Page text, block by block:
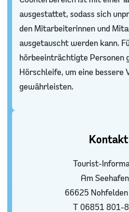
ausgestattet, sodass sich
den Mitarbeiterinnen und
ausgetauscht werden kann.
hörbeeinträchtigte Personen
Hörschleife, um eine bessere
gewährleisten.
Kontakt
Tourist-
Am
66625
T 06851 801-